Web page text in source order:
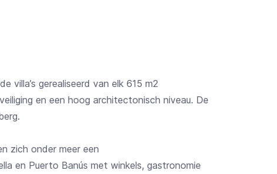
villa’s gerealiseerd van elk 615 m2
en een hoog architectonisch niveau. De
zich onder meer een
en Puerto Banús met winkels, gastronomie